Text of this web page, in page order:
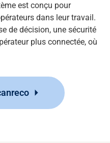
est conçu pour
dans leur travail.
de décision, une sécurité
plus connectée, où